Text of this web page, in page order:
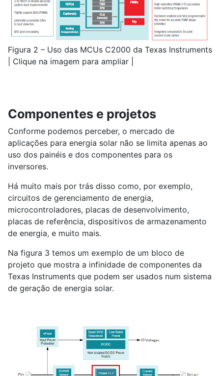
Figura 2 – Uso das MCUs C2000 da Texas Instruments
| Clique na imagem para ampliar |
Componentes e projetos
Conforme podemos perceber, o mercado de
aplicações para energia solar não se limita apenas ao
uso dos painéis e dos componentes para os
inversores.
Há muito mais por trás disso como, por exemplo,
circuitos de gerenciamento de energia,
microcontroladores, placas de desenvolvimento,
placas de referência, dispositivos de armazenamento
de energia, e muito mais.
Na figura 3 temos um exemplo de um bloco de
projeto que mostra a infinidade de componentes da
Texas Instruments que podem ser usados num sistema
de geração de energia solar.